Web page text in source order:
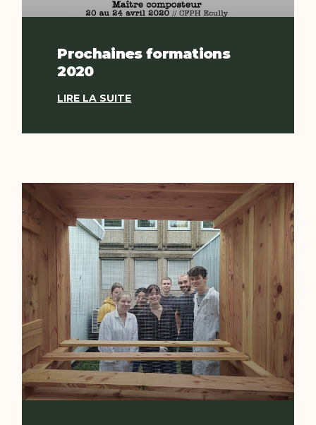
Prochaines formations
2020
LIRE LA SUITE